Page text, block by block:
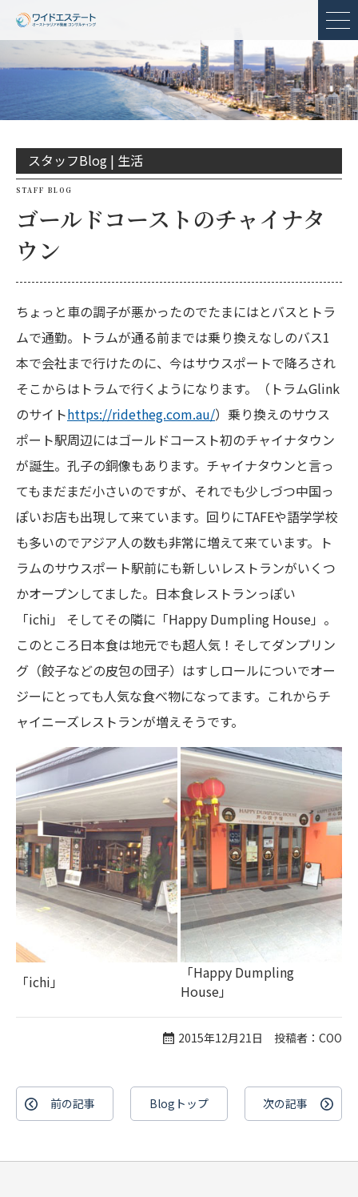
メ
スタッフBlog | 生活
STAFF BLOG
ゴールドコーストのチャイナタ
ウン
ちょっと車の調子が悪かったのでたまにはとバスとトラ
ムで通勤。トラムが通る前までは乗り換えなしのバス1
本で会社まで行けたのに、今はサウスポートで降ろされ
そこからはトラムで行くようになります。（トラムGlink
のサイトhttps://ridetheg.com.au/）乗り換えのサウス
ポート駅周辺にはゴールドコースト初のチャイナタウン
が誕生。孔子の銅像もあります。チャイナタウンと言っ
てもまだまだ小さいのですが、それでも少しづつ中国っ
ぽいお店も出現して来ています。回りにTAFEや語学学校
も多いのでアジア人の数も非常に増えて来ています。ト
ラムのサウスポート駅前にも新しいレストランがいくつ
かオープンしてました。日本食レストランっぽい
「ichi」 そしてその隣に「Happy Dumpling House」。
このところ日本食は地元でも超人気！そしてダンプリン
グ（餃子などの皮包の団子）はすしロールについでオー
ジーにとっても人気な食べ物になってます。これからチ
ャイニーズレストランが増えそうです。
「ichi」
「Happy Dumpling
House」
2015年12月21日 投稿者：COO
前の記事 Blogトップ 次の記事